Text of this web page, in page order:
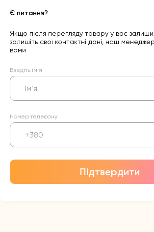
Є питання?
Якщо після перегляду товару у вас
залишіть свої контактні дані, наш менеджер
вами
Введіть ім’я
Номер телефону
Підтвердити